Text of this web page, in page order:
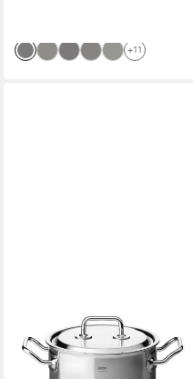
+11
Bräter Fleisch-/Gemüsetopf
22 cm Brigade Premium,
Aluminium, Edelstahl, 6,5l,